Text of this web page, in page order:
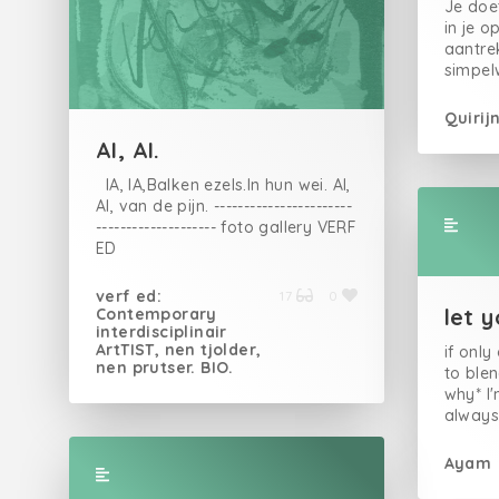
AI, AI.
IA, IA,Balken ezels.In hun wei. AI,
AI, van de pijn. -----------------------
-------------------- foto gallery VERF
ED
https://www.2dehands.be/q/
verf ed:
Contemporary
interdisciplinair
ArtTIST, nen tjolder,
nen prutser. BIO.
17
Je
in je
komt
omsla
en
doek
je ook
bent
wordt
zijn
let
if only
to
why*
*
Ayam